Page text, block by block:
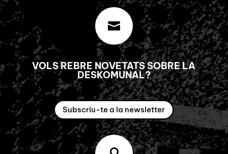

VOLS REBRE NOVETATS SOBRE LA
DESKOMUNAL?
Subscriu-te a la newsletter